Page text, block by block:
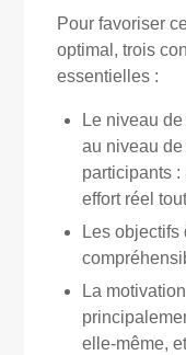
Pour favoriser
optimal, trois
essentielles :
Le niveau
au niveau
participants :
effort réel
Les objectifs
La
elle-même,